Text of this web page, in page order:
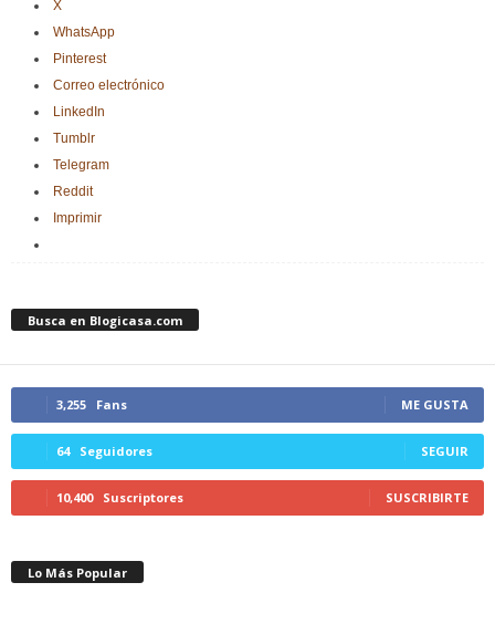
X
WhatsApp
Pinterest
Correo electrónico
LinkedIn
Tumblr
Telegram
Reddit
Imprimir
Busca en Blogicasa.com
3,255 Fans ME GUSTA
64 Seguidores SEGUIR
10,400 Suscriptores SUSCRIBIRTE
Lo Más Popular